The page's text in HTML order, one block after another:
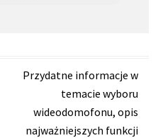
Przydatne informacje w
temacie wyboru
wideodomofonu, opis
najważniejszych funkcji